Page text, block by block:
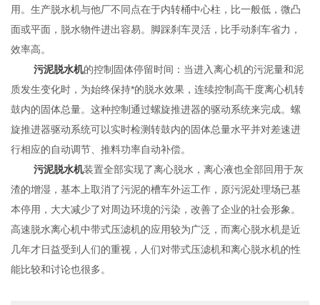
用。生产脱水机与他厂不同点在于内转桶中心柱，比一般低，微凸
面或平面，脱水物件进出容易。脚踩刹车灵活，比手动刹车省力，
效率高。
污泥脱水机的控制固体停留时间：当进入离心机的污泥量和泥
质发生变化时，为始终保持*的脱水效果，连续控制高干度离心机转
鼓内的固体总量。这种控制通过螺旋推进器的驱动系统来完成。螺
旋推进器驱动系统可以实时检测转鼓内的固体总量水平并对差速进
行相应的自动调节、推料功率自动补偿。
污泥脱水机装置全部实现了离心脱水，离心液也全部回用于灰
渣的增湿，基本上取消了污泥的槽车外运工作，原污泥处理场已基
本停用，大大减少了对周边环境的污染，改善了企业的社会形象。
高速脱水离心机中带式压滤机的应用较为广泛，而离心脱水机是近
几年才日益受到人们的重视，人们对带式压滤机和离心脱水机的性
能比较和讨论也很多。